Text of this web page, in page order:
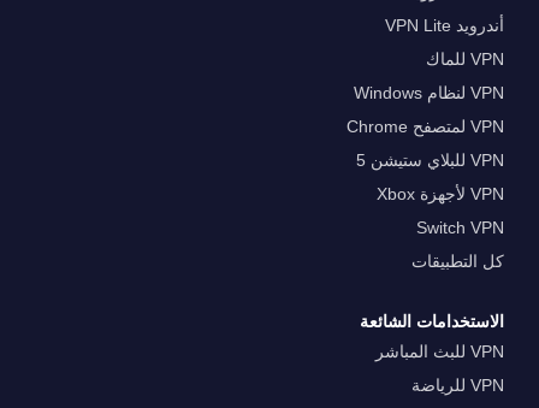
أندرويد VPN Lite
VPN للماك
VPN لنظام Windows
VPN لمتصفح Chrome
VPN للبلاي ستيشن 5
VPN لأجهزة Xbox
Switch VPN
كل التطبيقات
الاستخدامات الشائعة
VPN للبث المباشر
VPN للرياضة